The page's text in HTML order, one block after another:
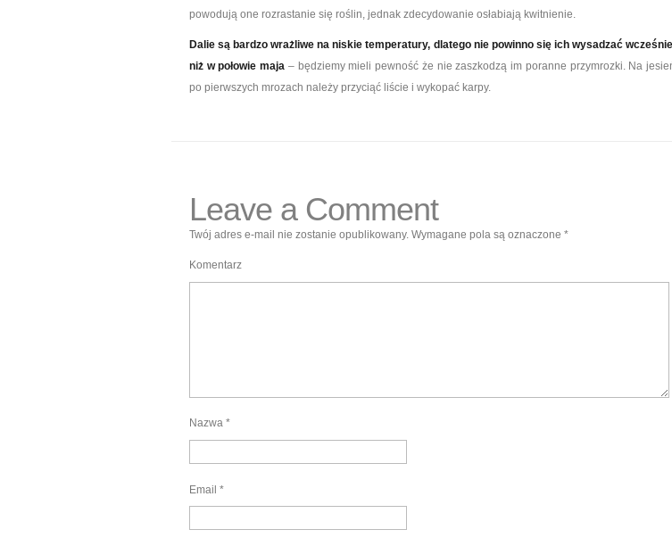
powodują one rozrastanie się roślin, jednak zdecydowanie osłabiają kwitnienie.
Dalie są bardzo wrażliwe na niskie temperatury, dlatego nie powinno się ich wysadzać
niż w połowie maja – będziemy mieli pewność że nie zaszkodzą im poranne przymrozki. Na
po pierwszych mrozach należy przyciąć liście i wykopać karpy.
Leave a Comment
Twój adres e-mail nie zostanie opublikowany. Wymagane pola są oznaczone *
Komentarz
Nazwa *
Email *